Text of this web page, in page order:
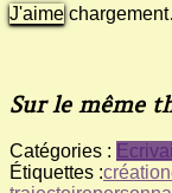
J'aime
Sur le même
Catégories :
Étiquettes :création